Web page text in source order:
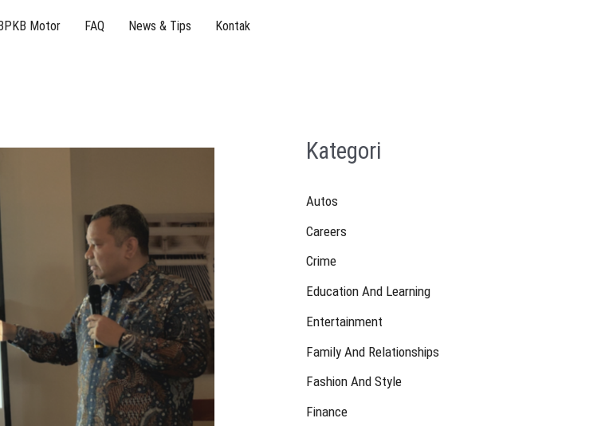
Motor FAQ News & Tips Kontak
Kategori
Autos
Careers
Crime
Education And Learning
Entertainment
Family And Relationships
Fashion And Style
Finance